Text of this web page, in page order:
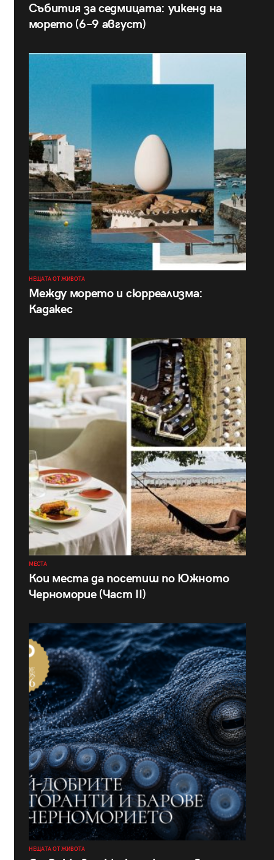
Събития за седмицата: уикенд на
морето (6–9 август)
НЕЩАТА ОТ ЖИВОТА
Между морето и сюрреализма:
Кадакес
МЕСТА
Кои места да посетиш по Южното
Черноморие (Част II)
НЕЩАТА ОТ ЖИВОТА